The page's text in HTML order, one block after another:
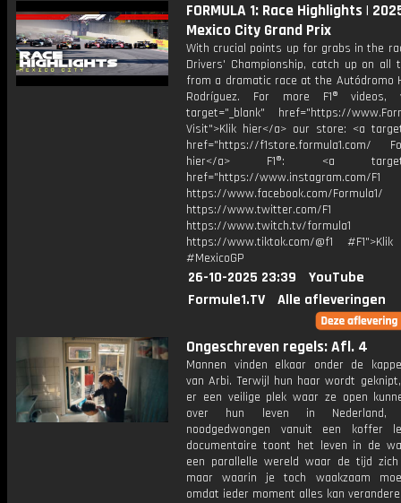
FORMULA 1: Race Highlights |
Mexico City Grand Prix
With crucial points up for grabs in the
Drivers' Championship, catch up on all
from a dramatic race at the Autódromo
Rodríguez. For more F1® videos,
target="_blank" href="https://
Visit">Klik hier</a> our store: <a
href="https://f1store.formula1.com/
hier</a> F1®: <a
href="https://www.instagram.com/F1
https://www.facebook.com/Formula1/
https://www.twitter.com/F1
https://www.twitch.tv/formula1
https://www.tiktok.com/@f1
#MexicoGP
26-10-2025 23:39
YouTube
Formule1.TV
Alle afleveringen
Ongeschreven regels: Afl. 4
Mannen vinden elkaar onder de
van Arbi. Terwijl hun haar wordt
er een veilige plek waar ze open
over hun leven in
noodgedwongen vanuit een koffer
documentaire toont het leven in de
een parallelle wereld waar de tijd
maar waarin je toch waakzaam
omdat ieder moment alles kan